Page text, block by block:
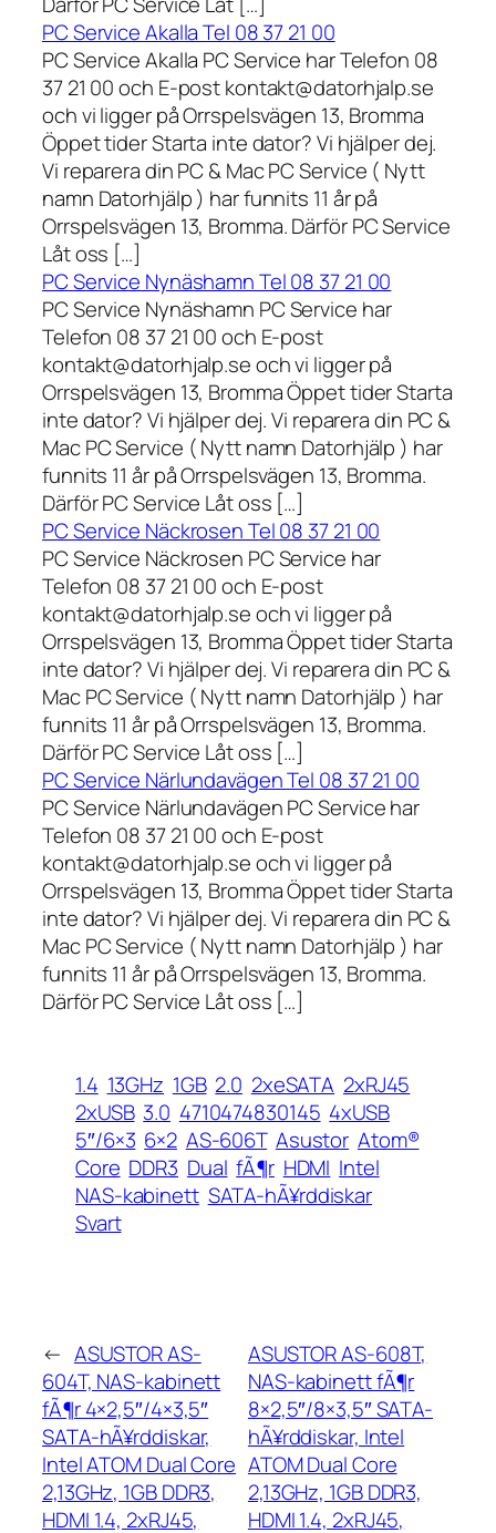
PC Service Akalla Tel 08 37 21 00
PC Service Akalla PC Service har Telefon 08
37 21 00 och E-post kontakt@datorhjalp.se
och vi ligger på Orrspelsvägen 13, Bromma
Öppet tider Starta inte dator? Vi hjälper dej.
Vi reparera din PC & Mac PC Service ( Nytt
namn Datorhjälp ) har funnits 11 år på
Orrspelsvägen 13, Bromma. Därför PC Service
Låt oss […]
PC Service Nynäshamn Tel 08 37 21 00
PC Service Nynäshamn PC Service har
Telefon 08 37 21 00 och E-post
kontakt@datorhjalp.se och vi ligger på
Orrspelsvägen 13, Bromma Öppet tider Starta
inte dator? Vi hjälper dej. Vi reparera din PC &
Mac PC Service ( Nytt namn Datorhjälp ) har
funnits 11 år på Orrspelsvägen 13, Bromma.
Därför PC Service Låt oss […]
PC Service Näckrosen Tel 08 37 21 00
PC Service Näckrosen PC Service har
Telefon 08 37 21 00 och E-post
kontakt@datorhjalp.se och vi ligger på
Orrspelsvägen 13, Bromma Öppet tider Starta
inte dator? Vi hjälper dej. Vi reparera din PC &
Mac PC Service ( Nytt namn Datorhjälp ) har
funnits 11 år på Orrspelsvägen 13, Bromma.
Därför PC Service Låt oss […]
PC Service Närlundavägen Tel 08 37 21 00
PC Service Närlundavägen PC Service har
Telefon 08 37 21 00 och E-post
kontakt@datorhjalp.se och vi ligger på
Orrspelsvägen 13, Bromma Öppet tider Starta
inte dator? Vi hjälper dej. Vi reparera din PC &
Mac PC Service ( Nytt namn Datorhjälp ) har
funnits 11 år på Orrspelsvägen 13, Bromma.
Därför PC Service Låt oss […]
1.4 13GHz 1GB 2.0 2xeSATA 2xRJ45
2xUSB 3.0 4710474830145 4xUSB
5″/6×3 6×2 AS-606T Asustor Atom®
Core DDR3 Dual fÃ¶r HDMI Intel
NAS-kabinett SATA-hÃ¥rddiskar
Svart
← ASUSTOR AS-
604T, NAS-kabinett
fÃ¶r 4×2,5″/4×3,5″
SATA-hÃ¥rddiskar,
Intel ATOM Dual Core
2,13GHz, 1GB DDR3,
HDMI 1.4, 2xRJ45,
ASUSTOR AS-608T,
NAS-kabinett fÃ¶r
8×2,5″/8×3,5″ SATA-
hÃ¥rddiskar, Intel
ATOM Dual Core
2,13GHz, 1GB DDR3,
HDMI 1.4, 2xRJ45,